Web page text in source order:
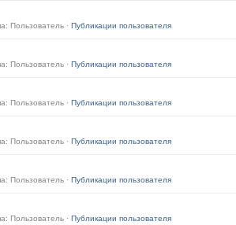
Пользователь · Публикации пользователя
Пользователь · Публикации пользователя
Пользователь · Публикации пользователя
Пользователь · Публикации пользователя
Пользователь · Публикации пользователя
Пользователь · Публикации пользователя